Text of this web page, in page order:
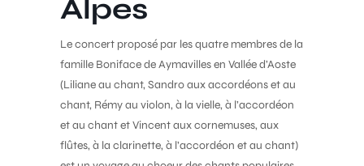
Alpes
Le concert proposé par les quatre membres de la
famille Boniface de Aymavilles en Vallée d’Aoste
(Liliane au chant, Sandro aux accordéons et au
chant, Rémy au violon, à la vielle, à l’accordéon
et au chant et Vincent aux cornemuses, aux
flûtes, à la clarinette, à l’accordéon et au chant)